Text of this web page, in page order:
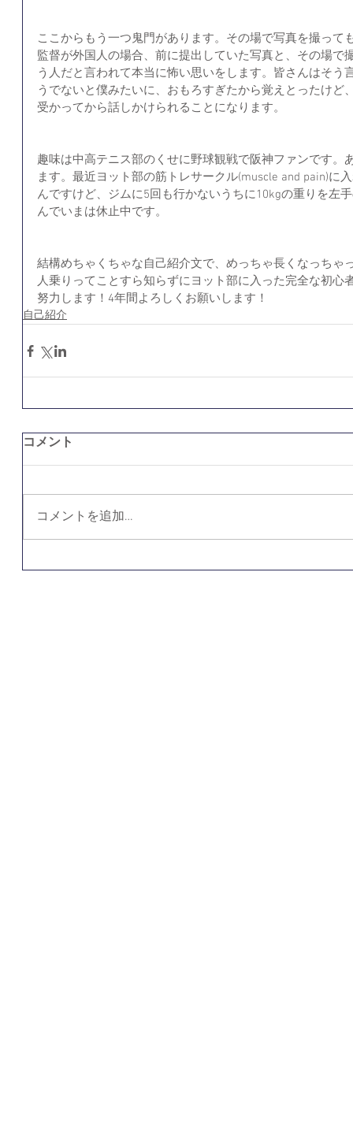
ここからもう一つ鬼門があります。その場で写真を撮って
監督が外国人の場合、前に提出していた写真と、その場で
う人だと言われて本当に怖い思いをします。皆さんはそう
うでないと僕みたいに、おもろすぎたから覚えとったけど
受かってから話しかけられることになります。
趣味は中高テニス部のくせに野球観戦で阪神ファンです。
ます。最近ヨット部の筋トレサークル(muscle and pain)に
んですけど、ジムに5回も行かないうちに10kgの重りを左
んでいまは休止中です。
結構めちゃくちゃな自己紹介文で、めっちゃ長くなっちゃ
人乗りってことすら知らずにヨット部に入った完全な初心
努力します！4年間よろしくお願いします！
自己紹介
コメント
コメントを追加…